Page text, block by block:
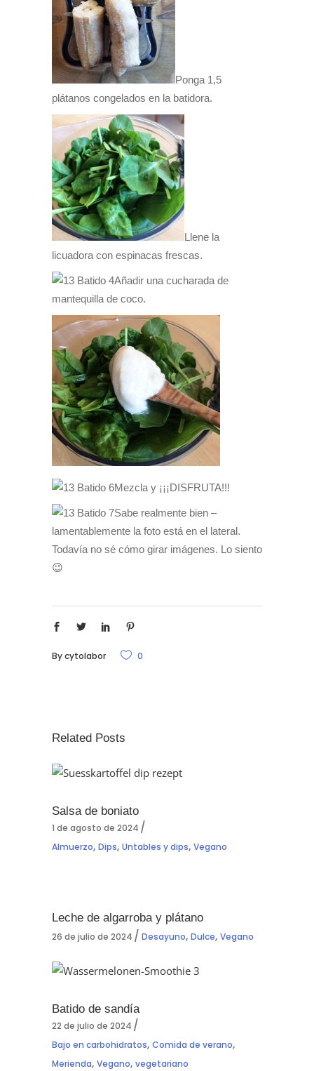
Ponga 1,5
plátanos congelados en la batidora.
Llene la
licuadora con espinacas frescas.
Añadir una cucharada de
mantequilla de coco.
Mezcla y ¡¡¡DISFRUTA!!!
Sabe realmente bien –
lamentablemente la foto está en el lateral.
Todavía no sé cómo girar imágenes. Lo siento
😉
Bycytolabor 0
Related Posts
Salsa de boniato
1 de agosto de 2024
Almuerzo, Dips, Untables y dips, Vegano
Leche de algarroba y plátano
26 de julio de 2024 Desayuno, Dulce, Vegano
Batido de sandía
22 de julio de 2024
Bajo en carbohidratos, Comida de verano,
Merienda, Vegano, vegetariano